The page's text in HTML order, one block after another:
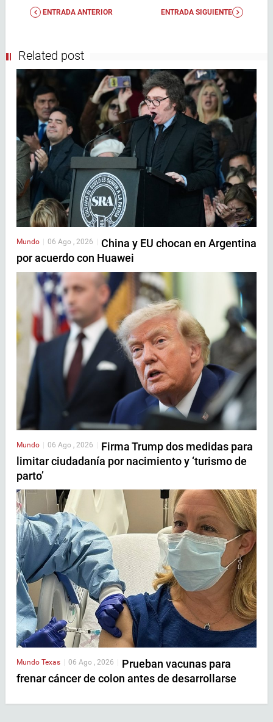
ENTRADA ANTERIOR ENTRADA SIGUIENTE
Related post
Mundo 06 Ago , 2026
China y EU chocan en Argentina
por acuerdo con Huawei
Mundo | 06 Ago , 2026 | Firma Trump dos medidas para
limitar ciudadanía por nacimiento y ‘turismo de
parto’
Mundo Texas 06 Ago , 2026
Prueban vacunas para
frenar cáncer de colon antes de desarrollarse